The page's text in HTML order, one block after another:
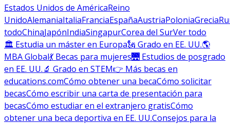
Estados Unidos de AméricaReino
UnidoAlemaniaItaliaFranciaEspañaAustriaPoloniaGrecia
todoChinaJapónIndiaSingapurCorea del SurVer todo
🏛 Estudia un máster en Europa🗽 Grado en EE. UU.🌎
MBA Global💃 Becas para mujeres🌉 Estudios de posgrado
en EE. UU.🔬 Grado en STEM👉 Más becas en
educations.comCómo obtener una becaCómo solicitar
becasCómo escribir una carta de presentación para
becasCómo estudiar en el extranjero gratisCómo
obtener una beca deportiva en EE. UU.Consejos para la